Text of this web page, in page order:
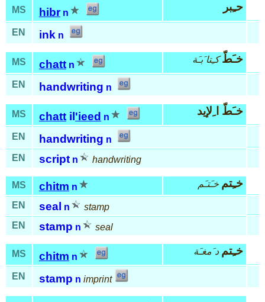
MS hibr n حـِبر
EN ink n
MS chatt n خـَطّ كـِتا َبـَة
EN handwriting n
MS chatt il 'ieed n خـَطّ ا ِلإيد
EN handwriting n
EN
script n handwriting
MS chitm n خـِتم خـَتـَم
EN seal n
stamp
EN
stamp n seal
MS chitm n خـِتم د َمغـَة
EN stamp n imprint